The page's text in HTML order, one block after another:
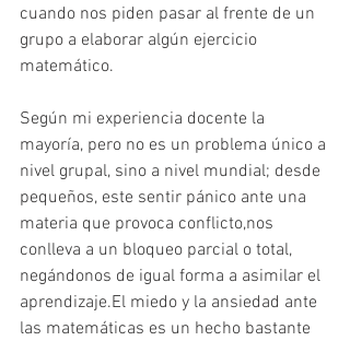
cuando nos piden pasar al frente de un
grupo a elaborar algún ejercicio
matemático.
Según mi experiencia docente la
mayoría, pero no es un problema único a
nivel grupal, sino a nivel mundial; desde
pequeños, este sentir pánico ante una
materia que provoca conflicto,nos
conlleva a un bloqueo parcial o total,
negándonos de igual forma a asimilar el
aprendizaje.El miedo y la ansiedad ante
las matemáticas es un hecho bastante